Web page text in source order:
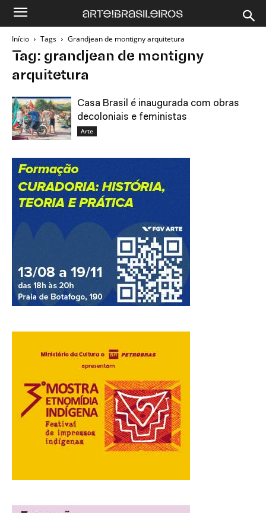
Início Tags Grandjean de montigny arquitetura
Tag: grandjean de montigny
arquitetura
Casa Brasil é inaugurada com obras
decoloniais e feministas
Arte